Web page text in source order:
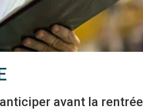
avant la rentrée